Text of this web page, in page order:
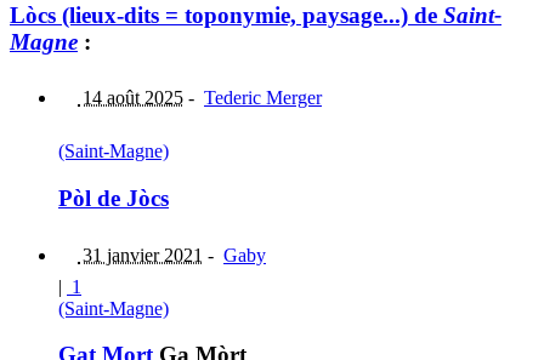
Lòcs (lieux-dits = toponymie, paysage...) de Saint-
Magne :
14 août 2025 - Tederic Merger
(Saint-Magne)
Pòl de Jòcs
31 janvier 2021 - Gaby
| 1
(Saint-Magne)